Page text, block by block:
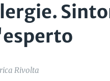
Rivolta